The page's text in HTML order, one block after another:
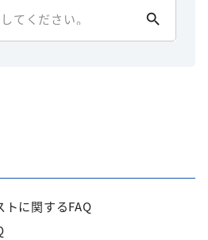
search
に関するFAQ